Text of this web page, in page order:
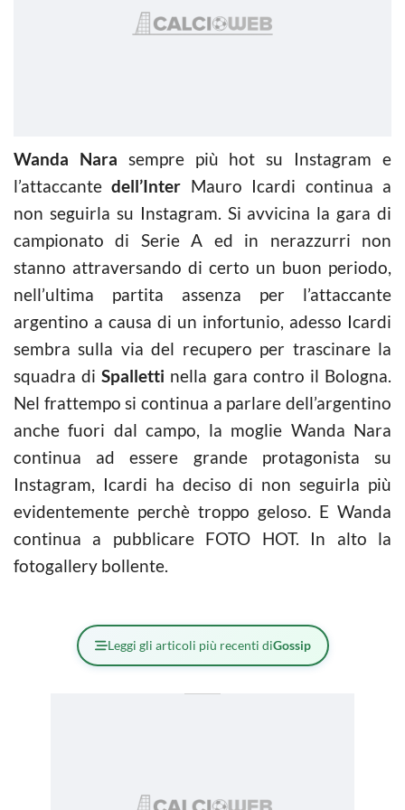
Wanda Nara sempre più hot su Instagram e
l’attaccantedell’Inter Mauro Icardi continua a
non seguirla su Instagram. Si avvicina la gara di
campionato di Serie A ed in nerazzurri non
stanno attraversando di certo un buon periodo,
nell’ultima partita assenza per l’attaccante
argentino a causa di un infortunio, adesso Icardi
sembra sulla via del recupero per trascinare la
squadra diSpalletti nella gara contro il Bologna.
Nel frattempo si continua a parlare dell’argentino
anche fuori dal campo, la moglie Wanda Nara
continua ad essere grande protagonista su
Instagram, Icardi ha deciso di non seguirla più
evidentemente perchè troppo geloso. E Wanda
continua a pubblicare FOTO HOT. In alto la
fotogallery bollente.
Leggi gli articoli più recenti diGossip